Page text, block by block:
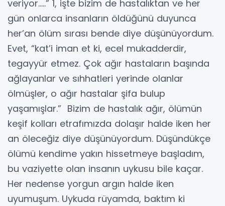
veriyor.….” 1, işte bizim de hastalıktan ve her
gün onlarca insanların öldüğünü duyunca
her’an ölüm sırası bende diye düşünüyordum.
Evet, “kat’i iman et ki, ecel mukadderdir,
tegayyür etmez. Çok ağır hastaların başında
ağlayanlar ve sıhhatleri yerinde olanlar
ölmüşler, o ağır hastalar şifa bulup
yaşamışlar.” Bizim de hastalık ağır, ölümün
keşif kolları etrafımızda dolaşır halde iken her
an öleceğiz diye düşünüyordum. Düşündükçe
ölümü kendime yakın hissetmeye başladım,
bu vaziyette olan insanın uykusu bile kaçar.
Her nedense yorgun argın halde iken
uyumuşum. Uykuda rüyamda, baktım ki